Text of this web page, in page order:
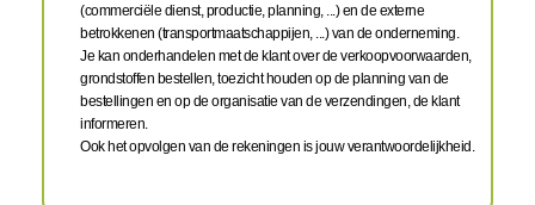
(commerciële dienst, productie, planning, ...) en de externe
betrokkenen (transportmaatschappijen, ...) van de onderneming.
Je kan onderhandelen met de klant over de verkoopvoorwaarden,
grondstoffen bestellen, toezicht houden op de planning van de
bestellingen en op de organisatie van de verzendingen, de klant
informeren.
Ook het opvolgen van de rekeningen is jouw verantwoordelijkheid.